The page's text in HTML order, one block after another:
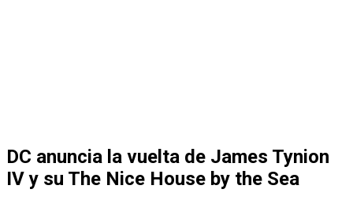
DC anuncia la vuelta de James Tynion
IV y su The Nice House by the Sea